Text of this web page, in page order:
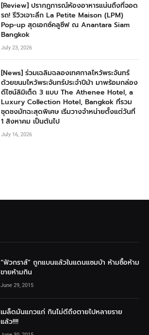
[Review] ปรากฏการณ์ห้องอาหารแน่นถึงที่จอด
รถ! รีวิวเจาะลึก La Petite Maison (LPM)
Pop-up สุดเอกซ์คลูซีฟ ณ Anantara Siam
Bangkok
July 23, 2026
[News] ร่วมเฉลิมฉลองเทศกาลไหว้พระจันทร์
ด้วยขนมไหว้พระจันทร์ประจำปีม้า มาพร้อมกล่อง
ดีไซน์ลิมิเต็ด 3 แบบ The Athenee Hotel, a
Luxury Collection Hotel, Bangkok ที่รวม
ชุดชงมัทฉะสุดพิเศษ เริ่มวางจำหน่ายตั้งแต่วันที่
1 สิงหาคม เป็นต้นไป
July 16, 2026
“ฟัวกราส์” ถูกแบนแล้วในแดนแซมบ้า ห้ามซื้อห้าม
ขายห้ามกิน
June 29, 2015
เมล็ดมันแกวแก่ กินไม่ดีถึงตายไปหลายราย
แล้ว!!!!